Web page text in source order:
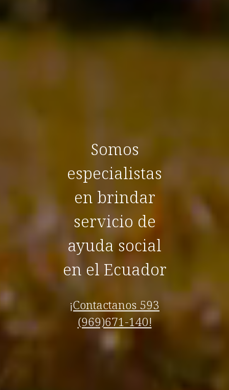
Somos
especialistas
en brindar
servicio de
ayuda social
en el Ecuador
¡Contactanos 593
(969)671-140!